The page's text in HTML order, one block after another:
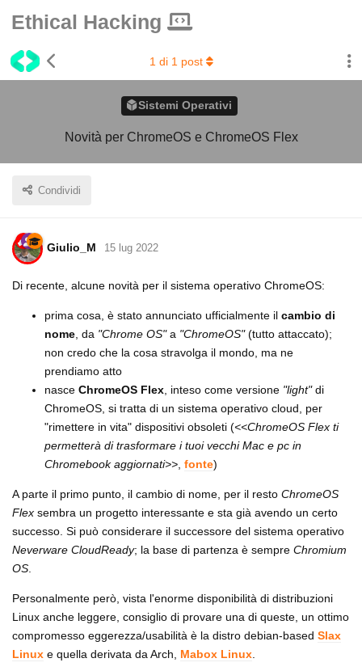
Ethical Hacking
Sistemi Operativi
Novità per ChromeOS e ChromeOS Flex
Condividi
1 di 1 post
Giulio_M 15 lug 2022
Di recente, alcune novità per il sistema operativo ChromeOS:
prima cosa, è stato annunciato ufficialmente il cambio di
nome , da "Chrome OS"a "ChromeOS"(tutto attaccato);
non credo che la cosa stravolga il mondo, ma ne
prendiamo atto
nasce ChromeOS Flex , inteso come versione "light"di
ChromeOS, si tratta di un sistema operativo cloud, per
"rimettere in vita" dispositivi obsoleti (<<ChromeOS Flex ti
permetterà di trasformare i tuoi vecchi Mac e pc in
Chromebook aggiornati>> fonte)
A parte il primo punto, il cambio di nome, per il resto ChromeOS
Flex sembra un progetto interessante e sta già avendo un certo
successo. Si può considerare il successore del sistema operativo
Neverware CloudReady; la base di partenza è sempre Chromium
OS
Personalmente però, vista l'enorme disponibilità di distribuzioni
Linux anche leggere, consiglio di provare una di queste, un ottimo
compromesso eggerezza/usabilità è la distro debian-based Slax
Linux e quella derivata da Arch, Mabox Linux